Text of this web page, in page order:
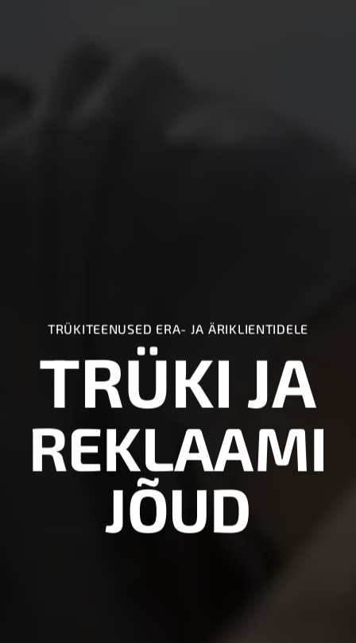
TRÜKITEENUSED ERA- JA ÄRIKLIENTIDELE
TRÜKI JA
REKLAAMI
JÕUD